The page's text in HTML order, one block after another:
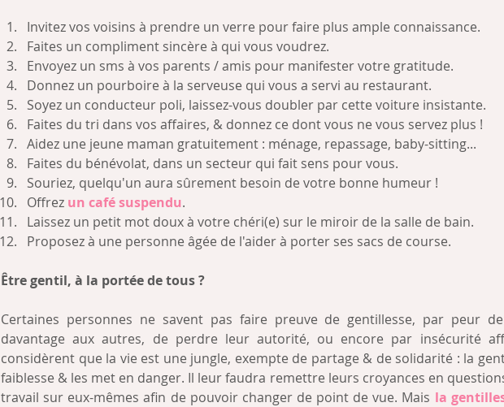
Invitez vos voisins à prendre un verre pour faire plus ample connaissance.
Faites un compliment sincère à qui vous voudrez.
Envoyez un sms à vos parents / amis pour manifester votre gratitude.
Donnez un pourboire à la serveuse qui vous a servi au restaurant.
Soyez un conducteur poli, laissez-vous doubler par cette voiture insistante.
Faites du tri dans vos affaires, & donnez ce dont vous ne vous servez plus !
Aidez une jeune maman gratuitement : ménage, repassage, baby-sitting...
Faites du bénévolat, dans un secteur qui fait sens pour vous.
Souriez, quelqu'un aura sûrement besoin de votre bonne humeur !
Offrez un café suspendu.
Laissez un petit mot doux à votre chéri(e) sur le miroir de la salle de bain.
Proposez à une personne âgée de l'aider à porter ses sacs de course.
Être gentil, à la portée de tous ?
Certaines personnes ne savent pas faire preuve de gentillesse, par peur
davantage aux autres, de perdre leur autorité, ou encore par insécurité
considèrent que la vie est une jungle, exempte de partage & de solidarité : la
faiblesse & les met en danger. Il leur faudra remettre leurs croyances en
travail sur eux-mêmes afin de pouvoir changer de point de vue. Mais la